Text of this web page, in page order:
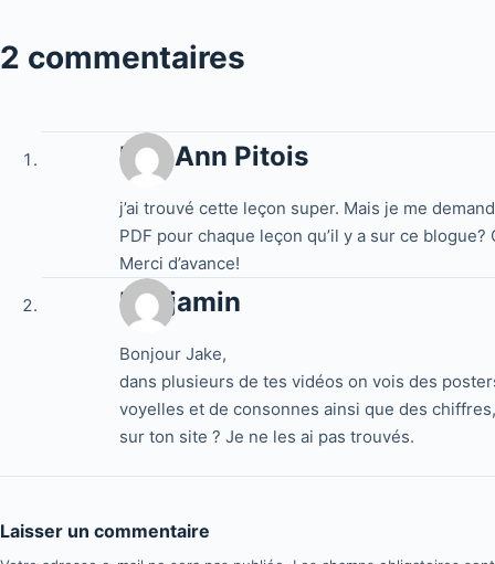
2 commentaires
Lou Ann Pitois
j’ai trouvé cette leçon super. Mais je me
PDF pour chaque leçon qu’il y a sur ce
Merci d’avance!
Benjamin
Bonjour Jake,
dans plusieurs de tes vidéos on vois des
voyelles et de consonnes ainsi que des
sur ton site ? Je ne les ai pas trouvés.
Laisser un commentaire